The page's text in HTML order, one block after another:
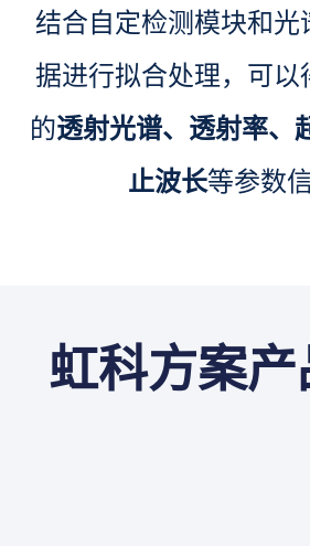
结合自定检测模块和光
据进行拟合处理，可以
的透射光谱、透射率、
止波长等参数
虹科方案